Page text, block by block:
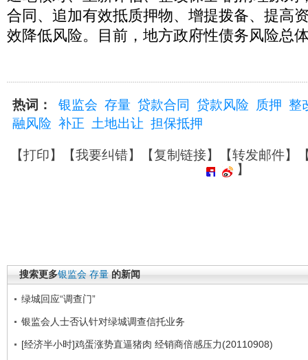
合同、追加有效抵质押物、增提拨备、提高
效降低风险。目前，地方政府性债务风险总
热词： 银监会 存量 贷款合同 贷款风险 质押 整
融风险 补正 土地出让 担保抵押
【打印】【我要纠错】【复制链接】【转发邮件】
】
搜索更多银监会 存量 的新闻
绿城回应“调查门”
银监会人士否认针对绿城调查信托业务
[经济半小时]鸡蛋涨势直逼猪肉 经销商倍感压力(20110908)